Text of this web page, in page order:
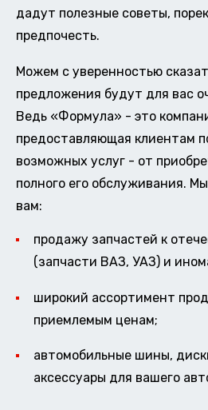
дадут полезные советы,
предпочесть.
Можем с уверенностью
предложения будут для вас
Ведь «Формула» - это
предоставляющая клиентам
возможных услуг - от
полного его обслуживания.
вам:
продажу запчастей к
(запчасти ВАЗ, УАЗ) и
широкий ассортимент
приемлемым ценам;
автомобильные шины,
аксессуары для вашего